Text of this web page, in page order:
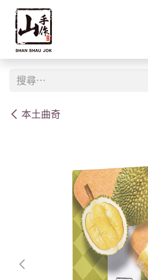
跳至內容
本土曲奇